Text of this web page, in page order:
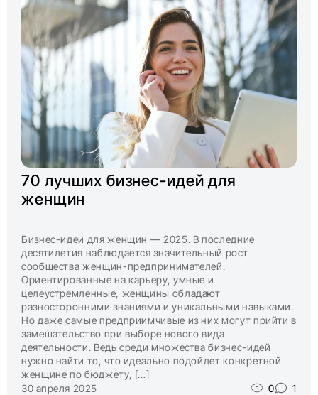
70 лучших бизнес-идей для
женщин
Бизнес-идеи для женщин — 2025. В последние
десятилетия наблюдается значительный рост
сообщества женщин-предпринимателей.
Ориентированные на карьеру, умные и
целеустремленные, женщины обладают
разносторонними знаниями и уникальными навыками.
Но даже самые предприимчивые из них могут прийти в
замешательство при выборе нового вида
деятельности. Ведь среди множества бизнес-идей
нужно найти то, что идеально подойдет конкретной
женщине по бюджету, […]
30 апреля 2025
0 1